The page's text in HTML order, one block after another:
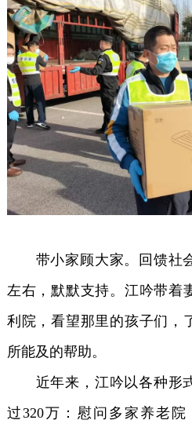
带小家顾大家。回馈社
左右，默默支持。江吟带着
利院，看望那里的孩子们，
所能及的帮助。
近年来，江吟以各种形
过320万：慰问多家养老